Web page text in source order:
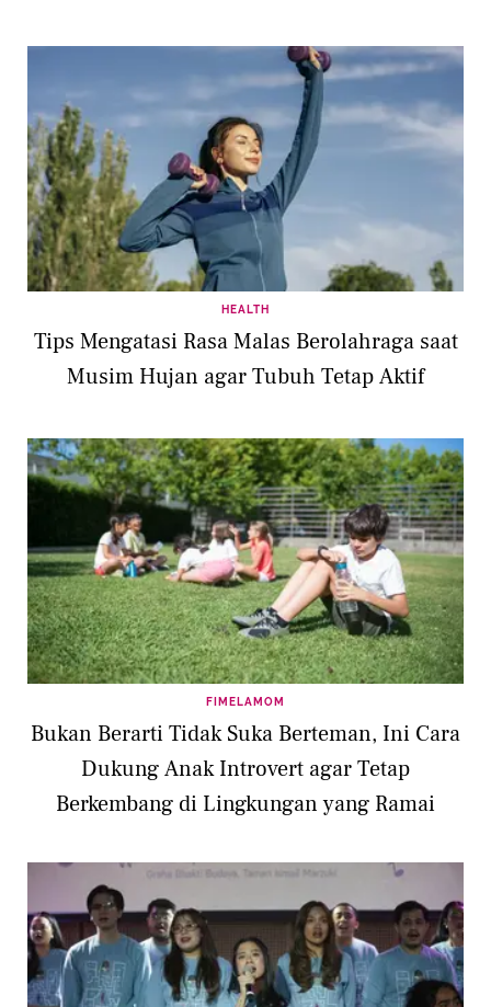
HEALTH
Tips Mengatasi Rasa Malas Berolahraga saat
Musim Hujan agar Tubuh Tetap Aktif
FIMELAMOM
Bukan Berarti Tidak Suka Berteman, Ini Cara
Dukung Anak Introvert agar Tetap
Berkembang di Lingkungan yang Ramai